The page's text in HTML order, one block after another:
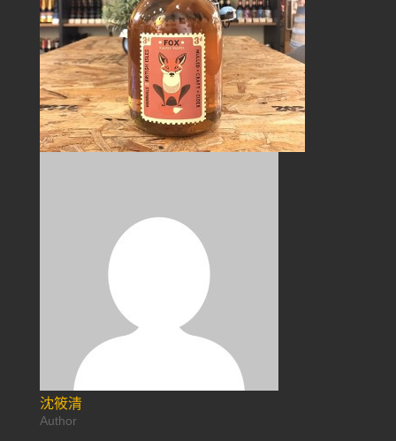
沈筱清
Author